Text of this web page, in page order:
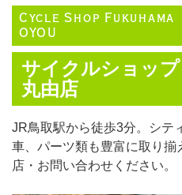
Cycle Shop Fukuhama
OYOU
サイクルショッ
丸由店
JR鳥取駅から徒歩3分。シテ
車、パーツ類も豊富に取り
店・お問い合わせください。